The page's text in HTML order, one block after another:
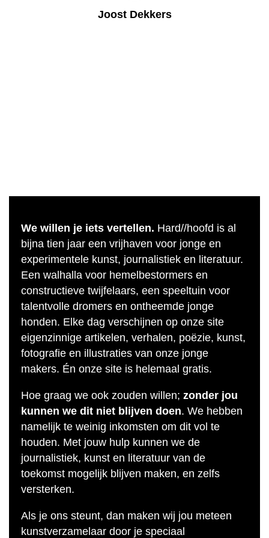
Joost Dekkers
We willen je iets vertellen. Hard//hoofd is al
bijna tien jaar een vrijhaven voor jonge en
experimentele kunst, journalistiek en literatuur.
Een walhalla voor hemelbestormers en
constructieve twijfelaars, een speeltuin voor
talentvolle dromers en ontheemde jonge
honden. Elke dag verschijnen op onze site
eigenzinnige artikelen, verhalen, poëzie, kunst,
fotografie en illustraties van onze jonge
makers. Én onze site is helemaal gratis.
Hoe graag we ook zouden willen; zonder jou
kunnen we dit niet blijven doen. We hebben
namelijk te weinig inkomsten om dit vol te
houden. Met jouw hulp kunnen we de
journalistiek, kunst en literatuur van de
toekomst mogelijk blijven maken, en zelfs
versterken.
Als je ons steunt, dan maken wij jou meteen
kunstverzamelaar door je speciaal